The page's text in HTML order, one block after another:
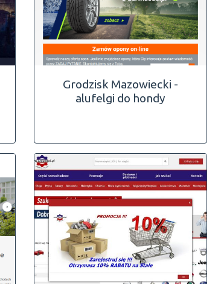
Grodzisk Mazowiecki -
alufelgi do hondy